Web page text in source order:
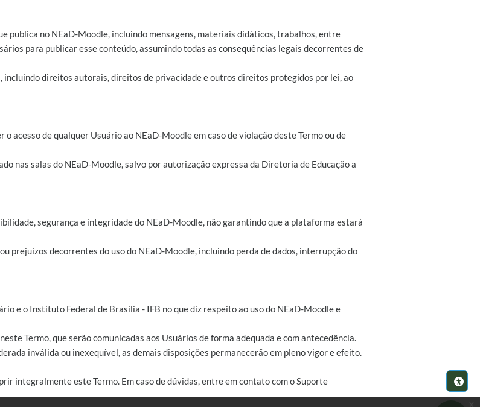
publica no NEaD-Moodle, incluindo mensagens, materiais didáticos, trabalhos, entre
para publicar esse conteúdo, assumindo todas as consequências legais decorrentes de
direitos autorais, direitos de privacidade e outros direitos protegidos por lei, ao
acesso de qualquer Usuário ao NEaD-Moodle em caso de violação deste Termo ou de
nas salas do NEaD-Moodle, salvo por autorização expressa da Diretoria de Educação a
segurança e integridade do NEaD-Moodle, não garantindo que a plataforma estará
prejuízos decorrentes do uso do NEaD-Moodle, incluindo perda de dados, interrupção do
e o Instituto Federal de Brasília - IFB no que diz respeito ao uso do NEaD-Moodle e
Termo, que serão comunicadas aos Usuários de forma adequada e com antecedência.
inválida ou inexequível, as demais disposições permanecerão em pleno vigor e efeito.
integralmente este Termo. Em caso de dúvidas, entre em contato com o Suporte